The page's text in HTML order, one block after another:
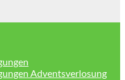
Adventsverlosung